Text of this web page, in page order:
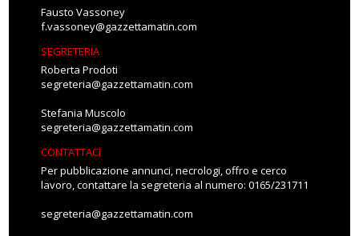
Fausto Vassoney
f.vassoney@gazzettamatin.com
SEGRETERIA
Roberta Prodoti
segreteria@gazzettamatin.com
Stefania Muscolo
segreteria@gazzettamatin.com
CONTATTACI
Per pubblicazione annunci, necrologi, offro e cerco
lavoro, contattare la segreteria al numero: 0165/231711
segreteria@gazzettamatin.com